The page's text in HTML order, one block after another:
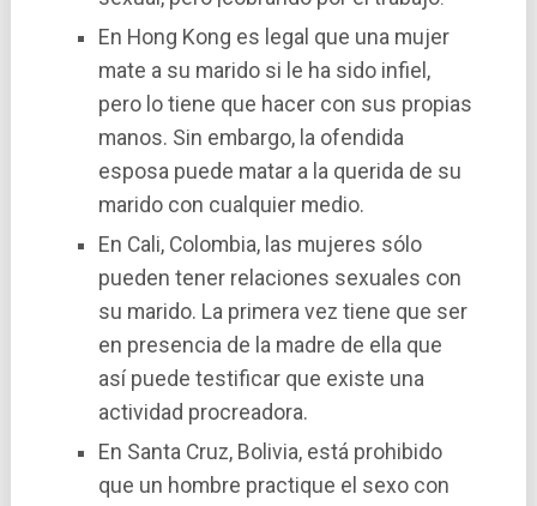
En Hong Kong es legal que una mujer
mate a su marido si le ha sido infiel,
pero lo tiene que hacer con sus propias
manos. Sin embargo, la ofendida
esposa puede matar a la querida de su
marido con cualquier medio.
En Cali, Colombia, las mujeres sólo
pueden tener relaciones sexuales con
su marido. La primera vez tiene que ser
en presencia de la madre de ella que
así­ puede testificar que existe una
actividad procreadora.
En Santa Cruz, Bolivia, está prohibido
que un hombre practique el sexo con